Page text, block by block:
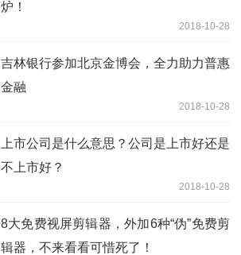
炉！
2018-10-28
吉林银行参加北京金博会，全力助力普惠
金融
2018-10-28
上市公司是什么意思？公司是上市好还是
不上市好？
2018-10-28
8大免费视屏剪辑器，外加6种“伪”免费剪
辑器，不来看看可惜死了！